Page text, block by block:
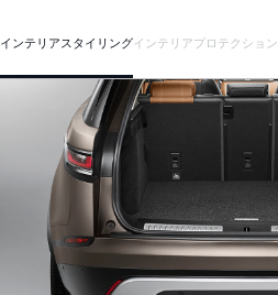
インテリアスタイリングインテリアプロテクション